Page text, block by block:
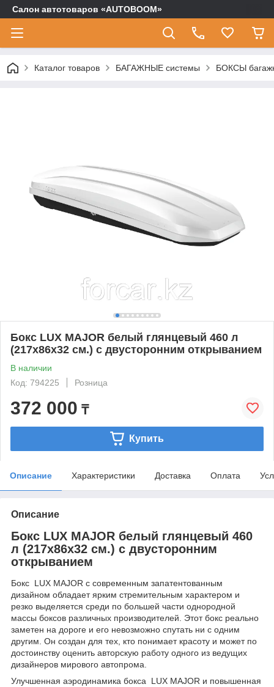
Салон автотоваров «AUTOBOOM»
Каталог товаров БАГАЖНЫЕ системы БОКСЫ
Бокс LUX MAJOR белый глянцевый 460 л
(217х86х32 см.) с двусторонним открыванием
В наличии
Код: 794225
Розница
372 000 ₸
Купить
Описание Характеристики Доставка Оплата
Описание
Бокс LUX MAJOR белый глянцевый 460
л (217х86х32 см.) с двусторонним
открыванием
Бокс LUX MAJOR с современным запатентованным
дизайном обладает ярким стремительным характером и
резко выделяется среди по большей части однородной
массы боксов различных производителей. Этот бокс реально
заметен на дороге и его невозможно спутать ни с одним
другим. Он создан для тех, кто понимает красоту и может по
достоинству оценить авторскую работу одного из ведущих
дизайнеров мирового автопрома.
Улучшенная аэродинамика бокса LUX MAJOR и повышенная